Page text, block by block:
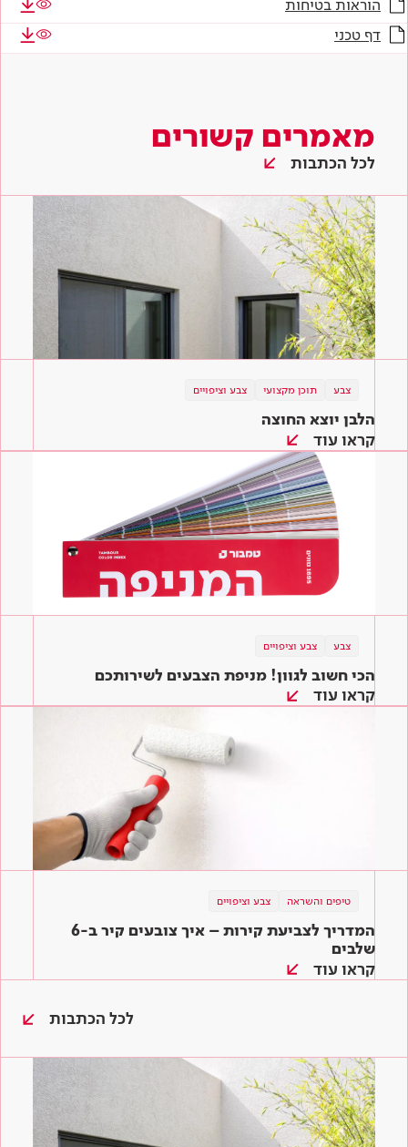
הוראות בטיחות
דף טכני
מאמרים קשורים
לכל הכתבות
צבע תוכן מקצועי צבע וציפויים
הלבן יוצא החוצה
קראו עוד
צבע צבע וציפויים
הכי חשוב לגוון! מניפת הצבעים לשירותכם
קראו עוד
טיפים והשראה צבע וציפויים
המדריך לצביעת קירות – איך צובעים קיר ב-6
שלבים
קראו עוד
לכל הכתבות